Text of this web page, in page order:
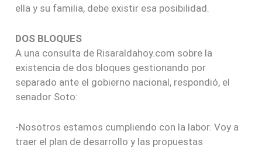
ella y su familia, debe existir esa posibilidad.
DOS BLOQUES
A una consulta de Risaraldahoy.com sobre la
existencia de dos bloques gestionando por
separado ante el gobierno nacional, respondió, el
senador Soto:
-Nosotros estamos cumpliendo con la labor. Voy a
traer el plan de desarrollo y las propuestas